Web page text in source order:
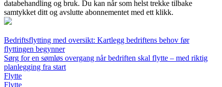
databehandling og bruk. Du kan når som helst trekke tilbake
samtykket ditt og avslutte abonnementet med ett klikk.
Bedriftsflytting med oversikt: Kartlegg bedriftens behov før
flyttingen begynner
Sørg for en sømløs overgang når bedriften skal flytte – med riktig
planlegging fra start
Flytte
Flytte